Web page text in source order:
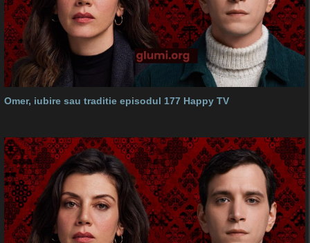
Omer, iubire sau traditie episodul 177 Happy TV